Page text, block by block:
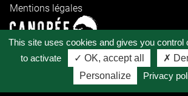
Mentions légales
Voir le site principal
This site uses cookies and gives you control
to activate
✓ OK, accept all
✗
Personalize
Privacy